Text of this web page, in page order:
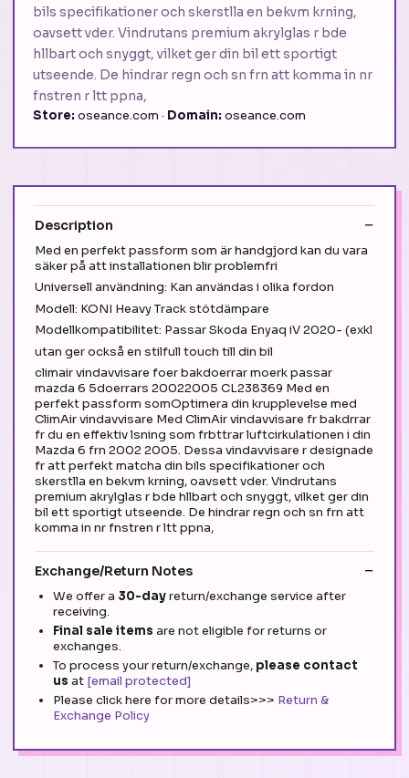
bils specifikationer och skerstlla en bekvm krning,
oavsett vder. Vindrutans premium akrylglas r bde
hllbart och snyggt, vilket ger din bil ett sportigt
utseende. De hindrar regn och sn frn att komma in nr
fnstren r ltt ppna,
Store: oseance.com · Domain: oseance.com
Description
Med en perfekt passform som är handgjord kan du vara
säker på att installationen blir problemfri
Universell användning: Kan användas i olika fordon
Modell: KONI Heavy Track stötdämpare
Modellkompatibilitet: Passar Skoda Enyaq iV 2020- (exkl
utan ger också en stilfull touch till din bil
climair vindavvisare foer bakdoerrar moerk passar
mazda 6 5doerrars 20022005 CL238369 Med en
perfekt passform somOptimera din krupplevelse med
ClimAir vindavvisare Med ClimAir vindavvisare fr bakdrrar
fr du en effektiv lsning som frbttrar luftcirkulationen i din
Mazda 6 frn 2002 2005. Dessa vindavvisare r designade
fr att perfekt matcha din bils specifikationer och
skerstlla en bekvm krning, oavsett vder. Vindrutans
premium akrylglas r bde hllbart och snyggt, vilket ger din
bil ett sportigt utseende. De hindrar regn och sn frn att
komma in nr fnstren r ltt ppna,
Exchange/Return Notes
We offer a 30-dayreturn/exchange service after
receiving.
Final sale items are not eligible for returns or
exchanges.
To process your return/exchange, please contact
us at [email protected]
Please click here for more details>>> Return &
Exchange Policy